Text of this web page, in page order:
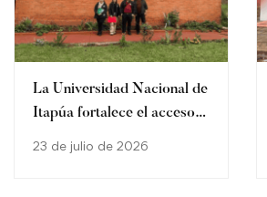
La Universidad Nacional de
Itapúa fortalece el acceso y
23 de julio de 2026